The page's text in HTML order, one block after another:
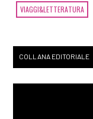
VIAGGI&LETTERATURA
COLLANA EDITORIALE